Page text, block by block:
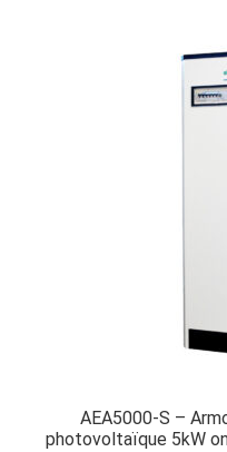
AEA5000-S –
photovoltaïque 5kW